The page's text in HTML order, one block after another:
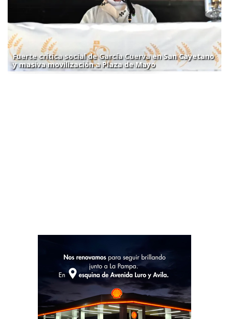
Fuerte crítica social de García Cuerva en San Cayetano
y masiva movilización a Plaza de Mayo